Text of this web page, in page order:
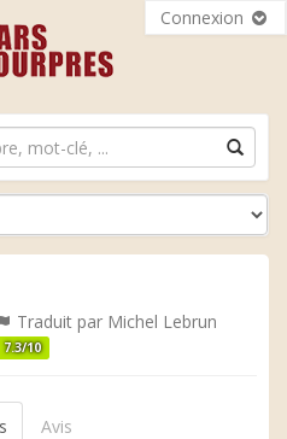
Connexion
Traduit par Michel Lebrun
7.3/10
Avis